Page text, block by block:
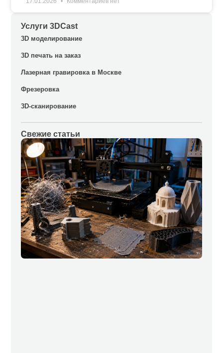
Услуги 3DCast
3D моделирование
3D печать на заказ
Лазерная гравировка в Москве
Фрезеровка
3D-сканирование
Свежие статьи